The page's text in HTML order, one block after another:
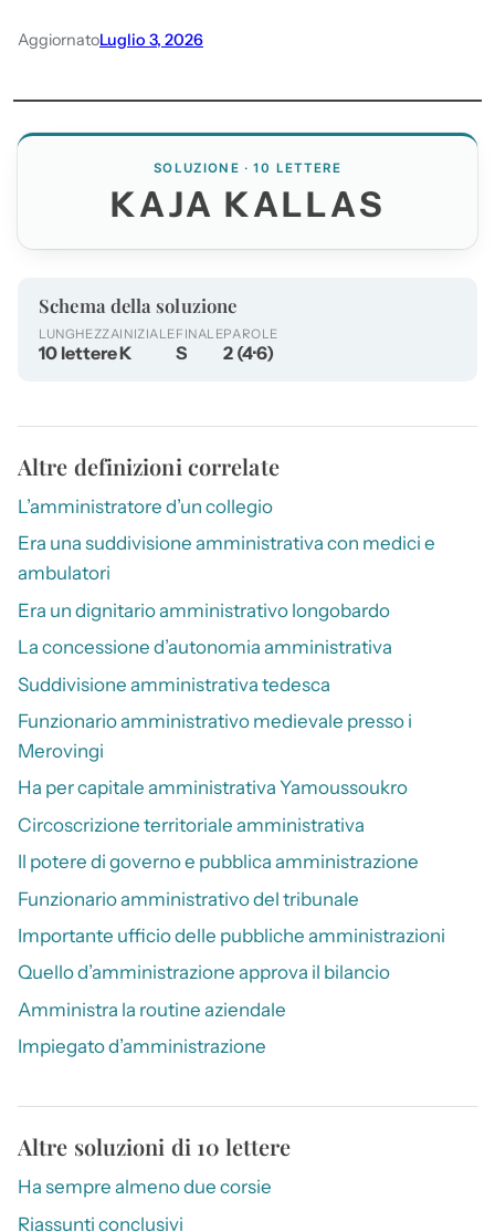
AggiornatoLuglio 3, 2026
SOLUZIONE · 10 LETTERE
KAJA KALLAS
Schema della soluzione
LUNGHEZZA
10 lettere
INIZIALE
K
FINALE
S
PAROLE
2 (4·6)
Altre definizioni correlate
L’amministratore d’un collegio
Era una suddivisione amministrativa con medici e
ambulatori
Era un dignitario amministrativo longobardo
La concessione d’autonomia amministrativa
Suddivisione amministrativa tedesca
Funzionario amministrativo medievale presso i
Merovingi
Ha per capitale amministrativa Yamoussoukro
Circoscrizione territoriale amministrativa
Il potere di governo e pubblica amministrazione
Funzionario amministrativo del tribunale
Importante ufficio delle pubbliche amministrazioni
Quello d’amministrazione approva il bilancio
Amministra la routine aziendale
Impiegato d’amministrazione
Altre soluzioni di 10 lettere
Ha sempre almeno due corsie
Riassunti conclusivi